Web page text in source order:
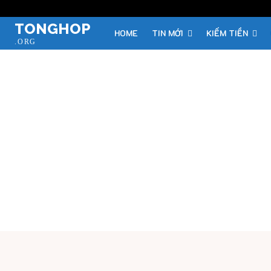
TONGHOP
.ORG
HOME TIN MỚI KIẾM TIỀN